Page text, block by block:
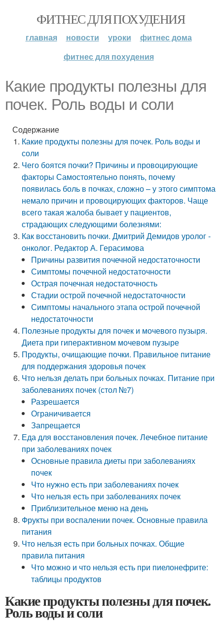
ФИТНЕС ДЛЯ ПОХУДЕНИЯ
главная новости уроки
фитнес дома
фитнес для похудения
Какие продукты полезны для
почек. Роль воды и соли
Содержание
Какие продукты полезны для почек. Роль воды и
соли
Чего боятся почки? Причины и провоцирующие
факторы Самостоятельно понять, почему
появилась боль в почках, сложно – у этого симптома
немало причин и провоцирующих факторов. Чаще
всего такая жалоба бывает у пациентов,
страдающих следующими болезнями:
Как восстановить почки. Дмитрий Демидов уролог -
онколог. Редактор А. Герасимова
Причины развития почечной недостаточности
Симптомы почечной недостаточности
Острая почечная недостаточность
Стадии острой почечной недостаточности
Симптомы начального этапа острой почечной
недостаточности
Полезные продукты для почек и мочевого пузыря.
Диета при гиперактивном мочевом пузыре
Продукты, очищающие почки. Правильное питание
для поддержания здоровья почек
Что нельзя делать при больных почках. Питание при
заболеваниях почек (стол №7)
Разрешается
Ограничивается
Запрещается
Еда для восстановления почек. Лечебное питание
при заболеваниях почек
Основные правила диеты при заболеваниях
почек
Что нужно есть при заболеваниях почек
Что нельзя есть при заболеваниях почек
Приблизительное меню на день
Фрукты при воспалении почек. Основные правила
питания
Что нельзя есть при больных почках. Общие
правила питания
Что можно и что нельзя есть при пиелонефрите:
таблицы продуктов
Какие продукты полезны для почек.
Роль воды и соли